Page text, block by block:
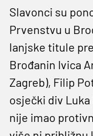
Slavonci su
Prvenstvu u
lanjske titule
Brođanin Ivica
Zagreb), Filip
osječki div Luka
nije imao